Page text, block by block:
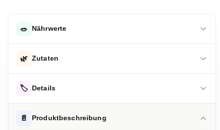
🥗 Nährwerte
-davon gesättigte Fettsäuren 0.1 g
🌿 Zutaten
übernommen. Bitte prüfen Sie die Angaben auf der jeweiligen
Produktverpackung; nur diese sind verbindlich.
🏷️ Details
ALLERGENHINWEISE
📄 Produktbeschreibung